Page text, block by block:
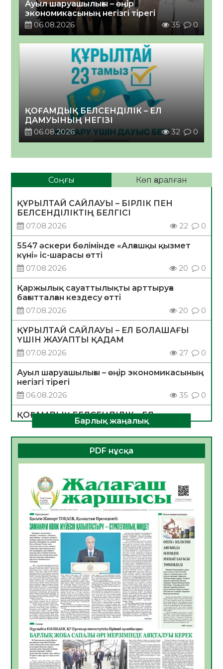
Ауыл шаруашылығы – өңір
экономикасының негізгі тірегі
06.08.2026
35 0
ҚОҒАМДЫҚ БЕЛСЕНДІЛІК – ЕЛ
ДАМУЫНЫҢ НЕГІЗІ
06.08.2026
32 0
Соңғы Көп қаралған
ҚҰРЫЛТАЙ САЙЛАУЫ – БІРЛІК ПЕН
БЕЛСЕНДІЛІКТІҢ БЕЛГІСІ
07.08.2026
22 0
5547 әскери бөлімінде «Алғашқы қызмет
күні» іс-шарасы өтті
07.08.2026
20 0
Қаржылық сауаттылықты арттыруға
бағытталған кездесу өтті
07.08.2026
20 0
ҚҰРЫЛТАЙ САЙЛАУЫ – ЕЛ БОЛАШАҒЫ
ҮШІН ЖАУАПТЫ ҚАДАМ
07.08.2026
27 0
Ауыл шаруашылығы – өңір экономикасының
негізгі тірегі
06.08.2026
35 0
ҚОҒАМДЫҚ БЕЛСЕНДІЛІК – ЕЛ
ДАМУЫНЫҢ НЕГІЗІ
06.08.2026
32 0
ҚҰРЫЛТАЙ САЙЛАУЫ – БОЛАШАҚҚА
БАСТАР ЖАУАПТЫ ТАҢДАУ
06.08.2026
Инфекциялық ауруларға қарсы иммундау
жұмыстарының тиімділігі
06.08.2026
36
Көкжөтел ауруы туралы
06.08.2026
33
АПВ вакцинасы туралы мәлімет
06.08.2026
33
Open Air: Қызылорда облысы полиция
департаменті 20 мыңнан астам
көрерменнің қауіпсіздігін қамтамасыз етті
06.08.2026
45
ҚЫЗЫЛОРДАДА «САНАЛЫ ҰРПАҚ –
Барлық жаңалық
PDF нұсқа